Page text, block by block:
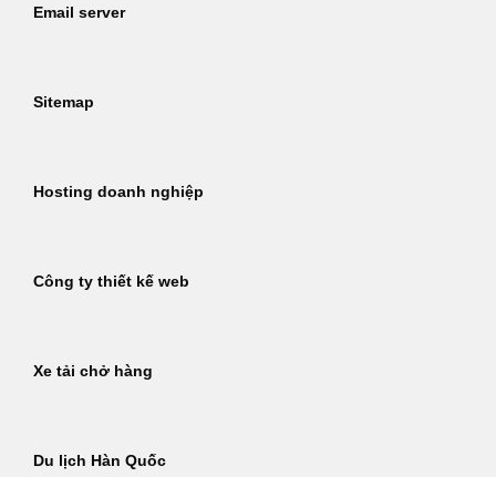
Email server
Sitemap
Hosting doanh nghiệp
Công ty thiết kế web
Xe tải chở hàng
Du lịch Hàn Quốc